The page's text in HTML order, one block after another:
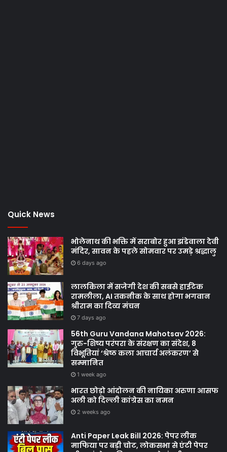
Quick News
भोलेनाथ की भक्ति में सराबोर हुआ झंडेवाला देवी
मंदिर, सावन के पहले सोमवार पर उमड़े श्रद्धालु
6 days ago
लालकिला में सजेगी देश की सबसे हाईटेक
रामलीला, AI तकनीक के साथ होगा भगवान
श्रीराम का दिव्य मंचन
7 days ago
56th Guru Vandana Mahotsav 2026:
गुरु-शिष्य परंपरा के संरक्षण का संदेश, 8
विभूतियां ‘श्रेष्ठ कला आचार्य अलंकरण’ से
सम्मानित
1 week ago
भारत छोड़ो आंदोलन की नायिका अरुणा आसफ
अली को दिल्ली कांग्रेस का नमन
2 weeks ago
Anti Paper Leak Bill 2026: पेपर लीक
माफिया पर बड़ी चोट, लोकसभा से एंटी पेपर